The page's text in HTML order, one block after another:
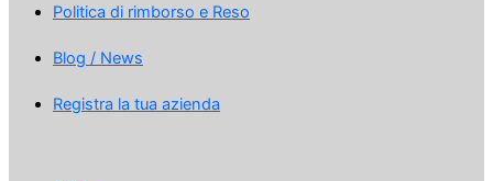
Politica di rimborso e Reso
Blog / News
Registra la tua azienda